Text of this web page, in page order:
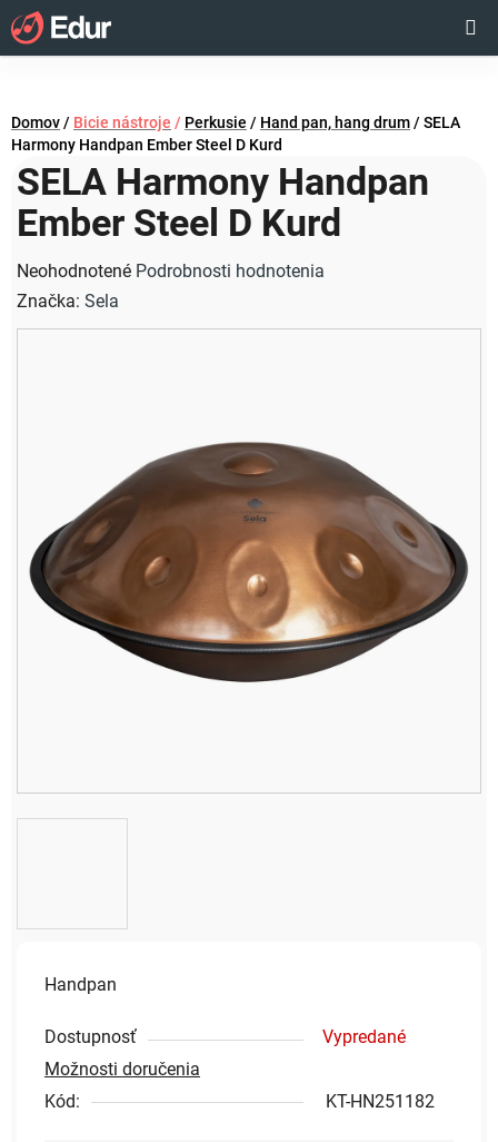
Prejsť
na
obsah
KOŠÍK
Domov/ Bicie nástroje / Perkusie / Hand pan, hang drum/ SELA
Harmony Handpan Ember Steel D Kurd
Handpan
Dostupnosť
Vypredané
Možnosti doručenia
Kód:
KT-HN251182
SELA Harmony Handpan
Ember Steel D Kurd
Priemerné
hodnotenie
produktu
Neohodnotené Podrobnosti hodnotenia
Značka: Sela